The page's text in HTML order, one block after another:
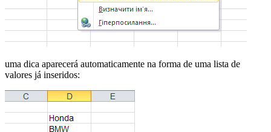
uma dica aparecerá automaticamente na forma de uma lista de
valores já inseridos: